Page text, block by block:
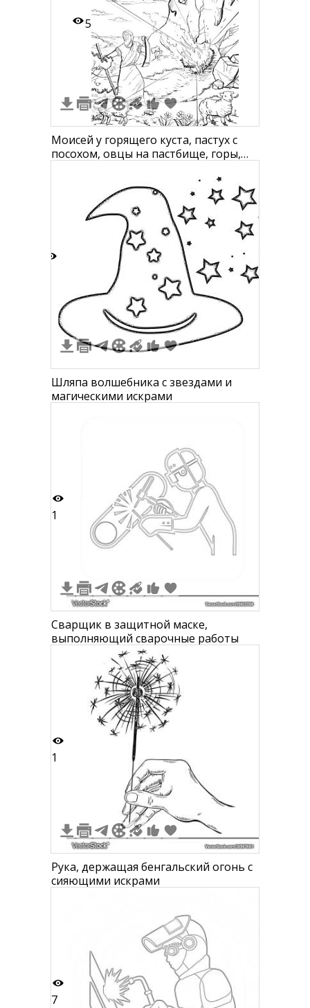
5
Моисей у горящего куста, пастух с
посохом, овцы на пастбище, горы,
Шляпа волшебника с звездами и
магическими искрами
1
Сварщик в защитной маске,
выполняющий сварочные работы
1
Рука, держащая бенгальский огонь с
сияющими искрами
7